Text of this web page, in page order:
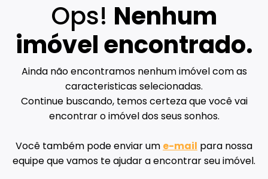
Ops! Nenhum
imóvel encontrado.
Ainda não encontramos nenhum imóvel com as
caracteristicas selecionadas.
Continue buscando, temos certeza que você vai
encontrar o imóvel dos seus sonhos.
Você também pode enviar um e-mail para nossa
equipe que vamos te ajudar a encontrar seu imóvel.